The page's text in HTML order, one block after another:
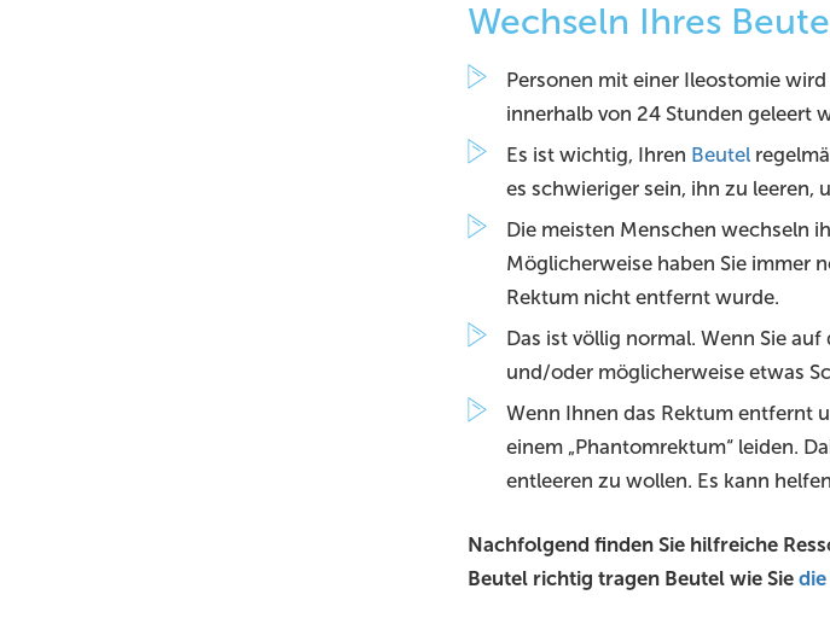
Wechseln Ihres
Personen mit einer Ileostomie
innerhalb von 24 Stunden geleert
Es ist wichtig, Ihren Beutel
es schwieriger sein, ihn zu leeren,
Die meisten Menschen wechseln
Möglicherweise haben Sie immer
Rektum nicht entfernt wurde.
Das ist völlig normal. Wenn Sie
und/oder möglicherweise etwas
Wenn Ihnen das Rektum entfernt
einem „Phantomrektum“ leiden.
entleeren zu wollen. Es kann
Nachfolgend finden Sie hilfreiche
Beutel richtig tragen Beutel wie Sie